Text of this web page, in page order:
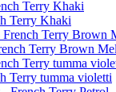
Terry Khaki
Terry Brown
Terry tumma violetti